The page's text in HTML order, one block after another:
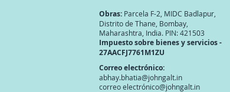
Obras: Parcela F-2, MIDC Badlapur,
Distrito de Thane, Bombay,
Maharashtra, India. PIN: 421503
Impuesto sobre bienes y servicios -
27AACFJ7761M1ZU
Correo electrónico:
abhay.bhatia@johngalt.in
correo electrónico@johngalt.in